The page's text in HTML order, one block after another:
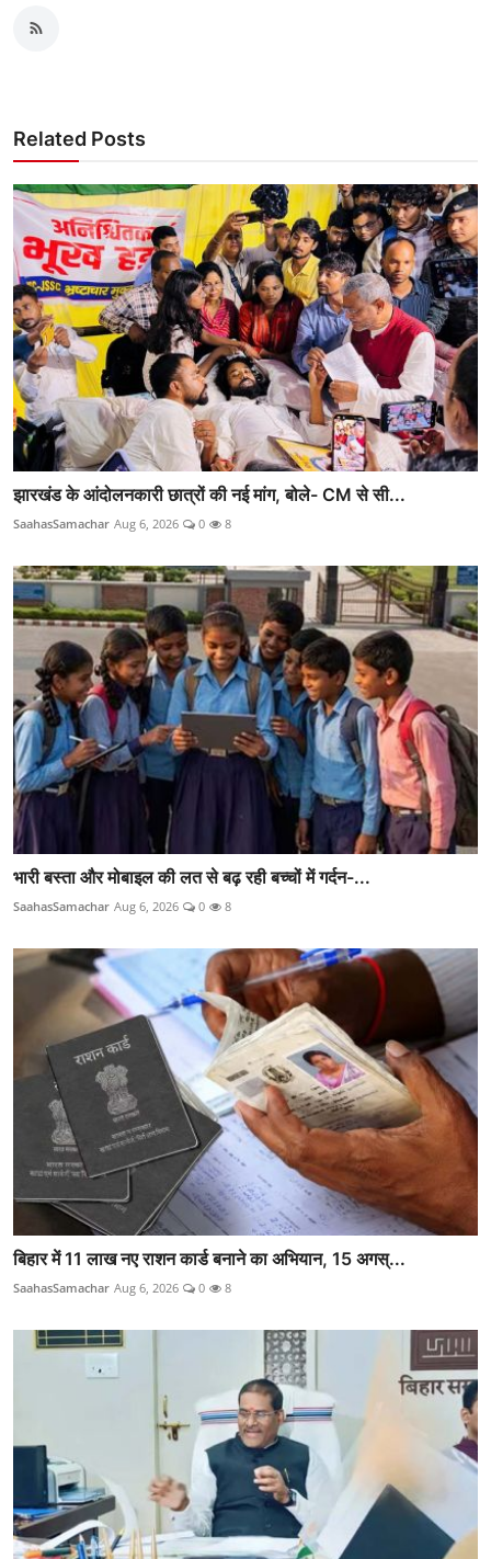
Related Posts
झारखंड के आंदोलनकारी छात्रों की नई मांग, बोले- CM से सी...
SaahasSamachar Aug 6, 2026 0 8
भारी बस्ता और मोबाइल की लत से बढ़ रही बच्चों में गर्दन-...
SaahasSamachar Aug 6, 2026 0 8
बिहार में 11 लाख नए राशन कार्ड बनाने का अभियान, 15 अगस्...
SaahasSamachar Aug 6, 2026 0 8